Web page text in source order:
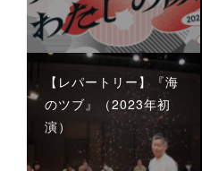
【レパートリー】『海
のツブ』（2023年初
演）